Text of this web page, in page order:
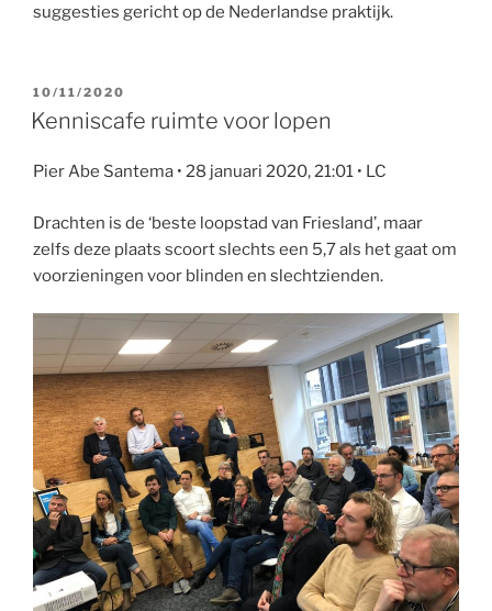
suggesties gericht op de Nederlandse praktijk.
GEPLAATST
OP
10/11/2020
Kenniscafe ruimte voor lopen
Pier Abe Santema • 28 januari 2020, 21:01 • LC
Drachten is de ‘beste loopstad van Friesland’, maar
zelfs deze plaats scoort slechts een 5,7 als het gaat om
voorzieningen voor blinden en slechtzienden.